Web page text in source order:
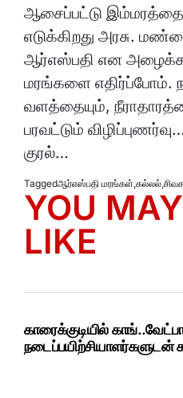
ஆசைப்பட்டு
எடுக்கிறது அரசு.
ஆர்எஸ்பதி என
மரங்களை
வளத்தையும்,
பரவட்டும்
குரல்…
Taggedஆர்எஸ்பதி மரங்கள்,கல்லல்,
YOU
LIKE
காரைக்குடியில்
நடைப்பயிற்சியாளர்களுடன்